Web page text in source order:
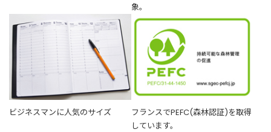
象。
ビジネスマンに人気のサイズ
フランスでPEFC(森林認証)を取得
しています。